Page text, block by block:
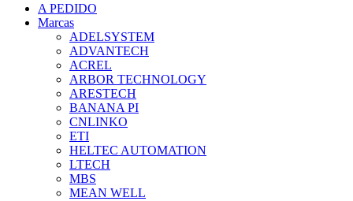
A PEDIDO
Marcas
ADELSYSTEM
ADVANTECH
ACREL
ARBOR TECHNOLOGY
ARESTECH
BANANA PI
CNLINKO
ETI
HELTEC AUTOMATION
LTECH
MBS
MEAN WELL